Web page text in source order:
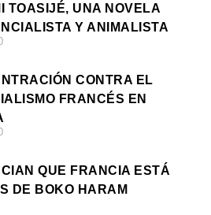
TOASIJÉ, UNA NOVELA
Y ANIMALISTA
CONTRA EL
FRANCÉS EN
QUE FRANCIA ESTÁ
DE BOKO HARAM